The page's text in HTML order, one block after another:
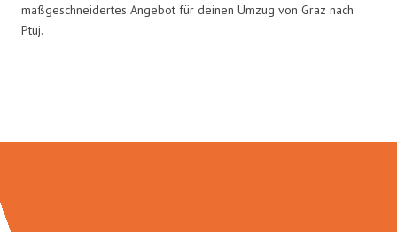
maßgeschneidertes Angebot für deinen Umzug von Graz nach
Ptuj.